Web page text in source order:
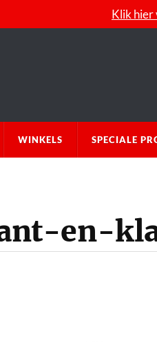
Klik hier
WINKELS SPECIALE
en-